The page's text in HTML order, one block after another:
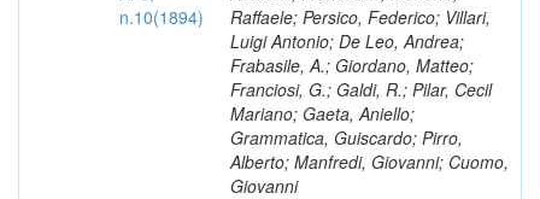
n.10(1894)
Raffaele; Persico, Federico; Villari,
Luigi Antonio; De Leo, Andrea;
Frabasile, A.; Giordano, Matteo;
Franciosi, G.; Galdi, R.; Pilar, Cecil
Mariano; Gaeta, Aniello;
Grammatica, Guiscardo; Pirro,
Alberto; Manfredi, Giovanni; Cuomo,
Giovanni